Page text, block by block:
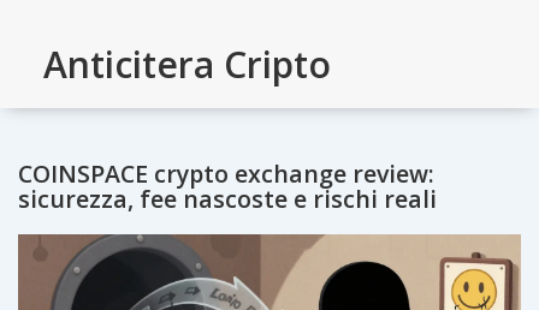
Anticitera Cripto
COINSPACE crypto exchange review:
sicurezza, fee nascoste e rischi reali